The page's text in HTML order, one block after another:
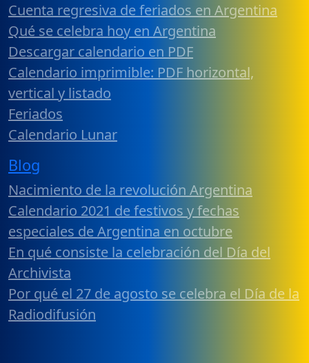
Cuenta regresiva de feriados en Argentina
Qué se celebra hoy en Argentina
Descargar calendario en PDF
Calendario imprimible: PDF horizontal,
vertical y listado
Feriados
Calendario Lunar
Blog
Nacimiento de la revolución Argentina
Calendario 2021 de festivos y fechas
especiales de Argentina en octubre
En qué consiste la celebración del Día del
Archivista
Por qué el 27 de agosto se celebra el Día de la
Radiodifusión